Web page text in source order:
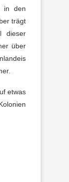
in den
trägt
dieser
über
etwas